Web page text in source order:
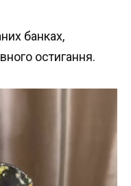
банках,
остигання.